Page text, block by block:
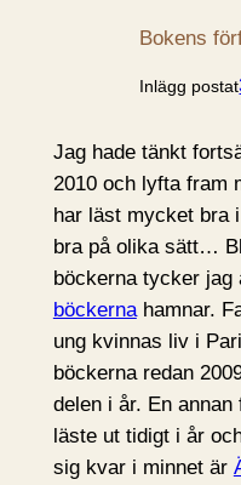
Bokens
Inlägg postat
Jag hade tänkt
2010 och lyfta fram
har läst mycket bra
bra på olika sätt…
böckerna tycker jag
böckernahamnar.
ung kvinnas liv i
böckerna redan
delen i år. En
läste ut tidigt i år
sig kvar i minnet är